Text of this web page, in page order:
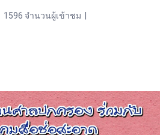
1596 จำนวนผู้เข้าชม